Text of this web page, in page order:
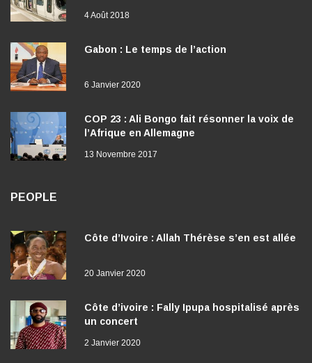
4 Août 2018
Gabon : Le temps de l’action
6 Janvier 2020
COP 23 : Ali Bongo fait résonner la voix de
l’Afrique en Allemagne
13 Novembre 2017
PEOPLE
Côte d’Ivoire : Allah Thérèse s’en est allée
20 Janvier 2020
Côte d’ivoire : Fally Ipupa hospitalisé après
un concert
2 Janvier 2020